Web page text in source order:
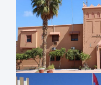
فيها الأحزاب
السياسية، إلى ادراج 10 التزامات ضمن
المنتظرة، في إطار تعاقد
والانتقال
إلى التزامات عملية